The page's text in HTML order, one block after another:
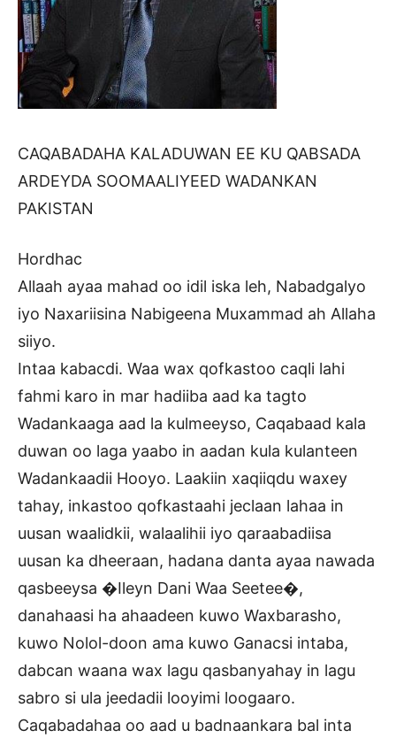
CAQABADAHA KALADUWAN EE KU QABSADA
ARDEYDA SOOMAALIYEED WADANKAN
PAKISTAN
Hordhac
Allaah ayaa mahad oo idil iska leh, Nabadgalyo
iyo Naxariisina Nabigeena Muxammad ah Allaha
siiyo.
Intaa kabacdi. Waa wax qofkastoo caqli lahi
fahmi karo in mar hadiiba aad ka tagto
Wadankaaga aad la kulmeeyso, Caqabaad kala
duwan oo laga yaabo in aadan kula kulanteen
Wadankaadii Hooyo. Laakiin xaqiiqdu waxey
tahay, inkastoo qofkastaahi jeclaan lahaa in
uusan waalidkii, walaalihii iyo qaraabadiisa
uusan ka dheeraan, hadana danta ayaa nawada
qasbeeysa �Ileyn Dani Waa Seetee�,
danahaasi ha ahaadeen kuwo Waxbarasho,
kuwo Nolol-doon ama kuwo Ganacsi intaba,
dabcan waana wax lagu qasbanyahay in lagu
sabro si ula jeedadii looyimi loogaaro.
Caqabadahaa oo aad u badnaankara bal inta